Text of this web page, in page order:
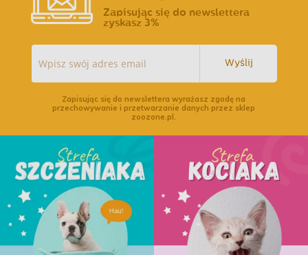
Zapisując się do newslettera
zyskasz 3%
Wyślij
Zapisując się do newslettera wyrażasz zgodę na
przechowywanie i przetwarzanie danych przez sklep
zoozone.pl.